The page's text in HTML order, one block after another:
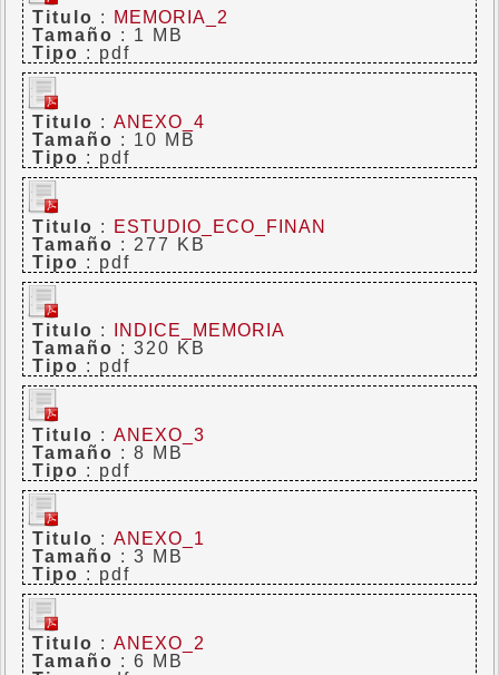
Titulo :
MEMORIA_2
Tamaño : 1 MB
Tipo : pdf
Titulo :ANEXO_4
Tamaño : 10 MB
Tipo : pdf
Titulo :
ESTUDIO_ECO_FINAN
Tamaño : 277 KB
Tipo : pdf
Titulo :
INDICE_MEMORIA
Tamaño : 320 KB
Tipo : pdf
Titulo :ANEXO_3
Tamaño : 8 MB
Tipo : pdf
Titulo :ANEXO_1
Tamaño : 3 MB
Tipo : pdf
Titulo :ANEXO_2
Tamaño : 6 MB